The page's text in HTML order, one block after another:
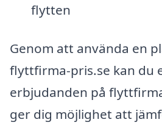
flytten
Genom att använda en
flyttfirma-pris.se kan du
erbjudanden på
ger dig möjlighet att